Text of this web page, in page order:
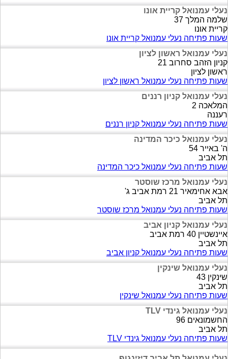
נעלי עמנואל קריית אונו
שלמה המלך 37
קריית אונו
שעות פתיחה נעלי עמנואל קריית אונו
נעלי עמנואל ראשון לציון
קניון הזהב סחרוב 21
ראשון לציון
שעות פתיחה נעלי עמנואל ראשון לציון
נעלי עמנואל קניון רננים
המלאכה 2
רעננה
שעות פתיחה נעלי עמנואל קניון רננים
נעלי עמנואל כיכר המדינה
ה' באייר 54
תל אביב
שעות פתיחה נעלי עמנואל כיכר המדינה
נעלי עמנואל מרכז שוסטר
אבא אחימאיר 21 רמת אביב ג'
תל אביב
שעות פתיחה נעלי עמנואל מרכז שוסטר
נעלי עמנואל קניון אביב
איינשטיין 40 רמת אביב
תל אביב
שעות פתיחה נעלי עמנואל קניון אביב
נעלי עמנואל שינקין
שינקין 43
תל אביב
שעות פתיחה נעלי עמנואל שינקין
נעלי עמנואל גינדי TLV
החשמונאים 96
תל אביב
שעות פתיחה נעלי עמנואל גינדי TLV